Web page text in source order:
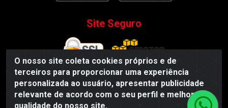
O nosso site coleta cookies próprios e de
terceiros para proporcionar uma experiência
personalizada ao usuário, apresentar publicidade
relevante de acordo com o seu perfil e melhorar a
qualidade do nosso site.
Site Seguro
Almeida Distribuidor - Rodovia BR 104, S/N, Centro -